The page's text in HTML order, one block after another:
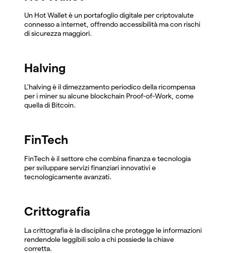
Un Hot Wallet è un portafoglio digitale per criptovalute
connesso a internet, offrendo accessibilità ma con rischi
di sicurezza maggiori.
Halving
L'halving è il dimezzamento periodico della ricompensa
per i miner su alcune blockchain Proof-of-Work, come
quella di Bitcoin.
FinTech
FinTech è il settore che combina finanza e tecnologia
per sviluppare servizi finanziari innovativi e
tecnologicamente avanzati.
Crittografia
La crittografia è la disciplina che protegge le informazioni
rendendole leggibili solo a chi possiede la chiave
corretta.